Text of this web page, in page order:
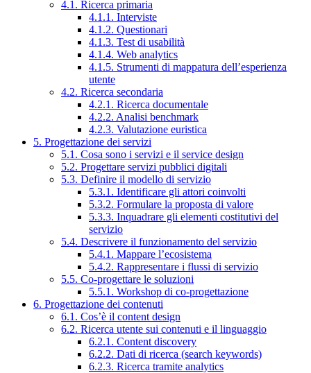
4.1. Ricerca primaria
4.1.1. Interviste
4.1.2. Questionari
4.1.3. Test di usabilità
4.1.4. Web analytics
4.1.5. Strumenti di mappatura dell’esperienza
utente
4.2. Ricerca secondaria
4.2.1. Ricerca documentale
4.2.2. Analisi benchmark
4.2.3. Valutazione euristica
5. Progettazione dei servizi
5.1. Cosa sono i servizi e il service design
5.2. Progettare servizi pubblici digitali
5.3. Definire il modello di servizio
5.3.1. Identificare gli attori coinvolti
5.3.2. Formulare la proposta di valore
5.3.3. Inquadrare gli elementi costitutivi del
servizio
5.4. Descrivere il funzionamento del servizio
5.4.1. Mappare l’ecosistema
5.4.2. Rappresentare i flussi di servizio
5.5. Co-progettare le soluzioni
5.5.1. Workshop di co-progettazione
6. Progettazione dei contenuti
6.1. Cos’è il content design
6.2. Ricerca utente sui contenuti e il linguaggio
6.2.1. Content discovery
6.2.2. Dati di ricerca (search keywords)
6.2.3. Ricerca tramite analytics